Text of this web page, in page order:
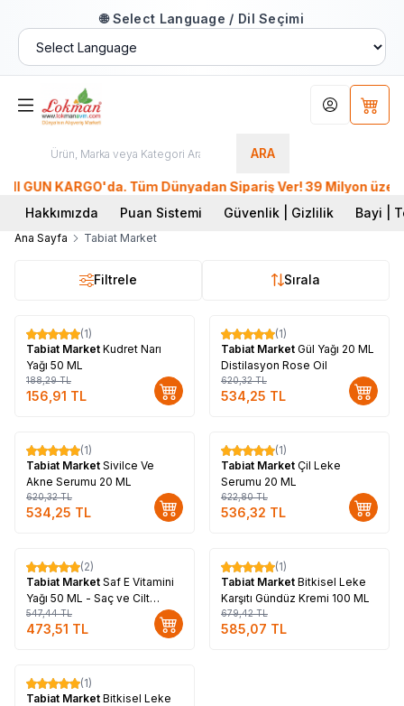
🌐 Select Language / Dil Seçimi
ARA
Hesabım
KARGO'da. Tüm Dünyadan Sipariş Ver! 39 Milyon
Hakkımızda
Puan Sistemi Güvenlik | Gizlilik Bayi |
Ana Sayfa Tabiat Market
Filtrele Sırala
%17
(1)
Tabiat Market Kudret Narı
Yağı 50 ML
188,29TL
156,91 TL
%14
(1)
Tabiat Market Gül Yağı 20 ML
Distilasyon Rose Oil
620,32TL
534,25 TL
%14
(1)
Tabiat Market Sivilce Ve
Akne Serumu 20 ML
620,32TL
534,25 TL
%14
(1)
Tabiat Market Çil Leke
Serumu 20 ML
622,80TL
536,32 TL
%14
(2)
Tabiat Market Saf E Vitamini
Yağı 50 ML - Saç ve Cilt
Bakım
547,44TL
473,51 TL
%14
(1)
Tabiat Market Bitkisel Leke
Karşıtı Gündüz Kremi 100 ML
679,42TL
585,07 TL
%14
(1)
Tabiat Market Bitkisel Leke